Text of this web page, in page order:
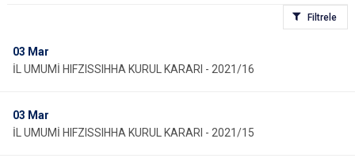
Filtrele
03 Mar
İL UMUMİ HIFZISSIHHA KURUL KARARI - 2021/16
03 Mar
İL UMUMİ HIFZISSIHHA KURUL KARARI - 2021/15